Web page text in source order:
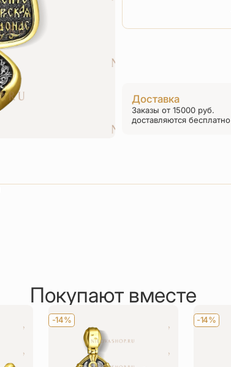
Доставка
Заказы от 15000 руб.
доставляются бесплатно
Покупают вместе
-14% -14%